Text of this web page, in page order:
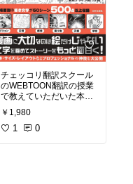
チェッコリ翻訳スクール
のWEBTOON翻訳の授業
で教えていただいた本。
登場シーンなど、カテゴ
リで使われるオノマトペ
が掲載されているので参
￥1,980
1 0